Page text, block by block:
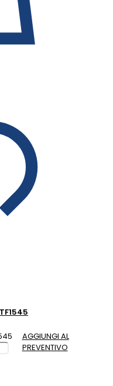
AGGIUNGI AL
PREVENTIVO